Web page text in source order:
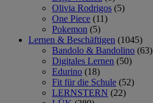
Olivia Rodrigos (5)
One Piece (11)
Pokemon (5)
Lernen & Beschäftigen (1045)
Bandolo & Bandolino (63)
Digitales Lernen (50)
Edurino (18)
Fit für die Schule (52)
LERNSTERN (22)